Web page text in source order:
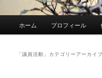
ホーム プロフィール
「議員活動 」カテゴリーアーカイブ